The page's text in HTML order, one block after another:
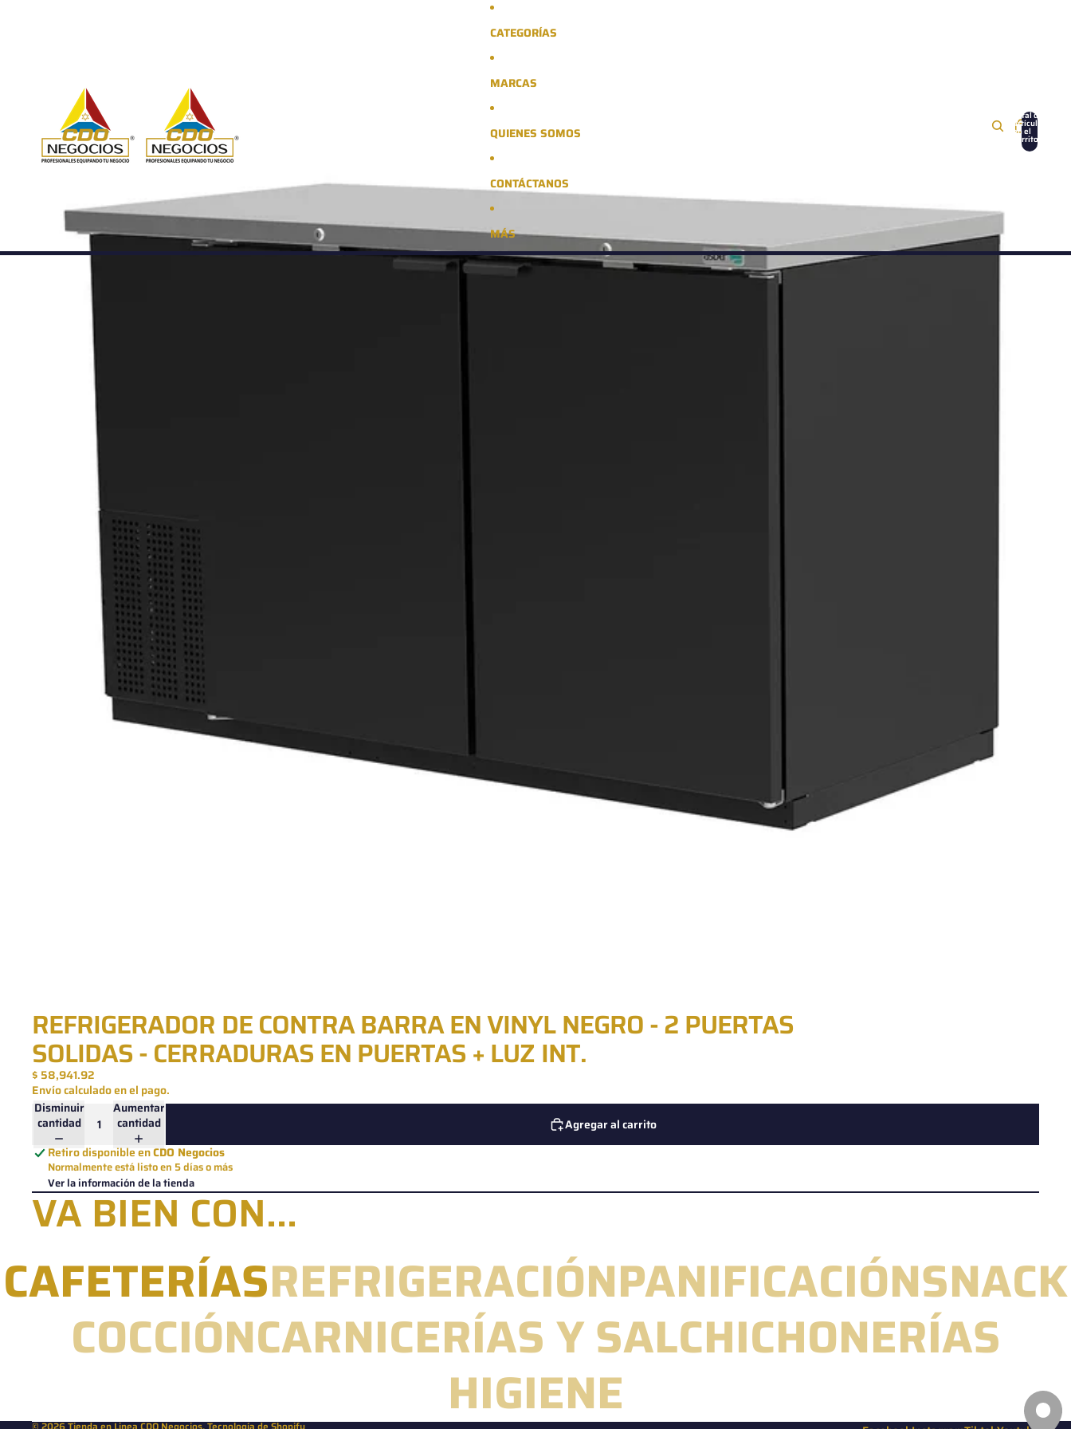
CATEGORÍAS
MARCAS
QUIENES SOMOS
CONTÁCTANOS
MÁS
Total de
artículos
en el
carrito:
REFRIGERADOR DE CONTRA BARRA EN VINYL NEGRO - 2 PUERTAS
SOLIDAS - CERRADURAS EN PUERTAS + LUZ INT.
$ 58,941.92
Envío calculado en el pago.
Disminuir
cantidad
Aumentar
cantidad
Agregar al carrito
Retiro disponible enCDO Negocios
Normalmente está listo en 5 días o más
Ver la información de la tienda
VA BIEN CON...
CAFETERÍASREFRIGERACIÓNPANIFICACIÓNSNACK
COCCIÓNCARNICERÍAS Y SALCHICHONERÍAS
HIGIENE
© 2026Tienda en Linea CDO Negocios,Tecnología de Shopify